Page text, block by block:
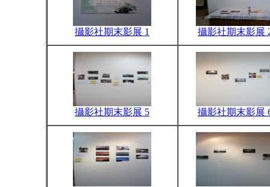
攝影社期末影展 1 攝影社期末影展
攝影社期末影展 5 攝影社期末影展